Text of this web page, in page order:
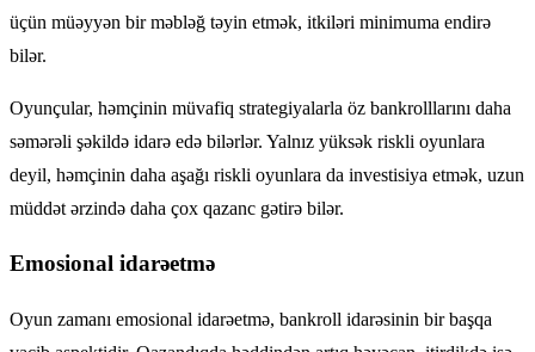
üçün müəyyən bir məbləğ təyin etmək, itkiləri minimuma endirə
bilər.
Oyunçular, həmçinin müvafiq strategiyalarla öz bankrolllarını daha
səmərəli şəkildə idarə edə bilərlər. Yalnız yüksək riskli oyunlara
deyil, həmçinin daha aşağı riskli oyunlara da investisiya etmək, uzun
müddət ərzində daha çox qazanc gətirə bilər.
Emosional idarəetmə
Oyun zamanı emosional idarəetmə, bankroll idarəsinin bir başqa